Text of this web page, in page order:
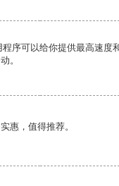
序可以给你提供最高速度
。
惠，值得推荐。